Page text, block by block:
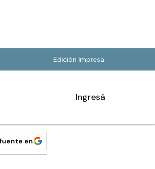
Edición Impresa
Ingresá
en